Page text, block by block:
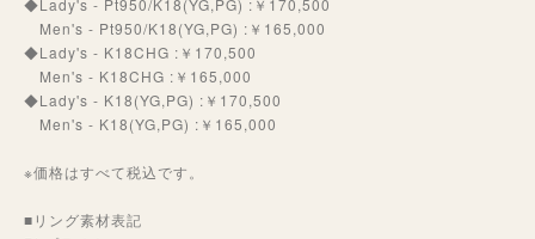
Men's - Pt950/K18(YG,PG) :￥165,000
◆Lady's - K18CHG :￥170,500
Men's - K18CHG :￥165,000
◆Lady's - K18(YG,PG) :￥170,500
Men's - K18(YG,PG) :￥165,000
※価格はすべて税込です。
■リング素材表記